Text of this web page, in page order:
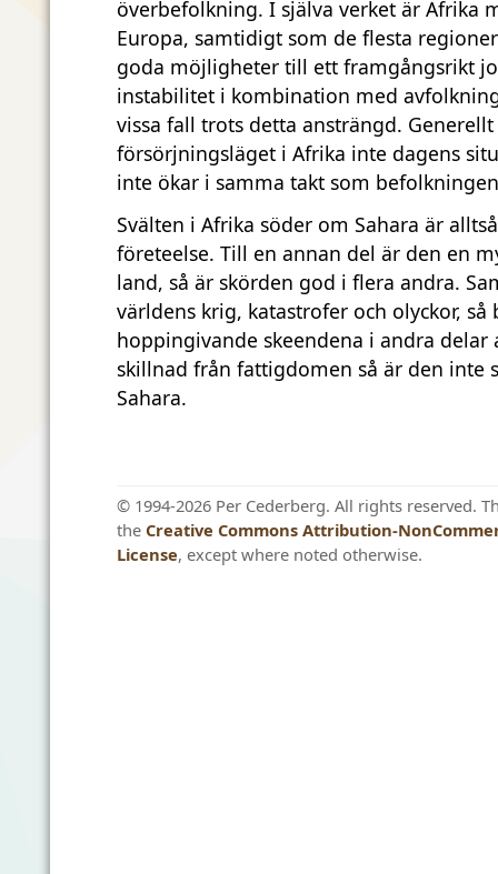
överbefolkning. I själva verket är Afrika
Europa, samtidigt som de flesta
goda möjligheter till ett framgångsrikt
instabilitet i kombination med
vissa fall trots detta ansträngd.
försörjningsläget i Afrika inte dagens
inte ökar i samma takt som
Svälten i Afrika söder om Sahara är
företeelse. Till en annan del är den en
land, så är skörden god i flera andra.
världens krig, katastrofer och olyckor,
hoppingivande skeendena i andra
skillnad från fattigdomen så är den inte
Sahara.
© 1994-2026 Per Cederberg. All rights reserved.
the Creative Commons Attribution-
License, except where noted otherwise.